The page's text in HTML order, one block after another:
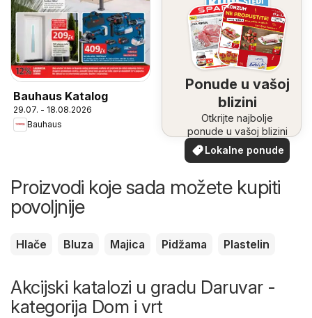
Bauhaus Katalog
29.07. - 18.08.2026
Bauhaus
Ponude u vašoj
blizini
Otkrijte najbolje
ponude u vašoj blizini
Lokalne ponude
Proizvodi koje sada možete kupiti
povoljnije
Hlače Bluza Majica Pidžama Plastelin
Akcijski katalozi u gradu Daruvar -
kategorija Dom i vrt